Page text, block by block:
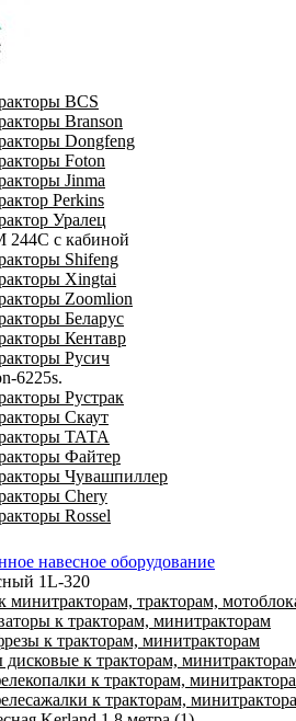
BCS
Branson
Dongfeng
Foton
Jinma
Perkins
Уралец
Shifeng
Xingtai
Zoomlion
Беларус
Кентавр
Русич
Рустрак
Скаут
ТАТА
Файтер
Чувашпиллер
Chery
Rossel
навесное оборудование
минитракторам, тракторам,
к тракторам, минитракторам
к тракторам, минитракторам
к тракторам,
к тракторам,
к тракторам,